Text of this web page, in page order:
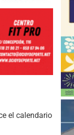
el calendario